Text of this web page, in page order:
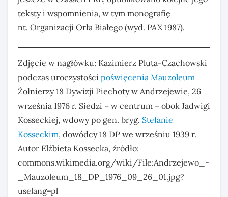
teksty i wspomnienia, w tym monografię
nt. Organizacji Orła Białego (wyd. PAX 1987).
Zdjęcie w nagłówku: Kazimierz Pluta-Czachowski
podczas uroczystości poświęcenia Mauzoleum
Żołnierzy 18 Dywizji Piechoty w Andrzejewie, 26
września 1976 r. Siedzi – w centrum – obok Jadwigi
Kosseckiej, wdowy po gen. bryg. Stefanie
Kosseckim, dowódcy 18 DP we wrześniu 1939 r.
Autor Elżbieta Kossecka, źródło:
commons.wikimedia.org/wiki/File:Andrzejewo_-
_Mauzoleum_18_DP_1976_09_26_01.jpg?
uselang=pl